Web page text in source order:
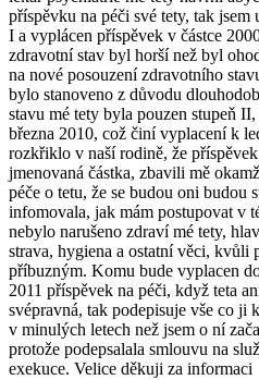
příspěvku na péči své tety, tak
I a vyplácen příspěvek v částce
zdravotní stav byl horší než byl
na nové posouzení zdravotního
bylo stanoveno z důvodu
stavu mé tety byla pouzen stupeň
března 2010, což činí vyplacení k
rozkřiklo v naší rodině, že
jmenovaná částka, zbavili mě
péče o tetu, že se budou oni budou
infomovala, jak mám postupovat v
nebylo narušeno zdraví mé tety,
strava, hygiena a ostatní věci, kvůli
příbuzným. Komu bude vyplacen
2011 příspěvek na péči, když teta
svépravná, tak podepisuje vše co ji
v minulých letech než jsem o ní
protože podepsalala smlouvu na
exekuce. Velice děkuji za informaci